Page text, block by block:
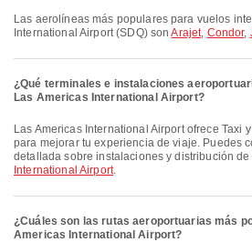
Las aerolíneas más populares para vuelos internacionales a Las Americas
International Airport (SDQ) sonArajet, Condor,
¿Qué terminales e instalaciones
Las Americas International Airport?
Las Americas International Airport ofrece Taxi y muchas otras comodidades
para mejorar tu experiencia de viaje. Puedes
detallada sobre instalaciones y distribución de
International Airport.
¿Cuáles son las rutas aeroportuarias más
Americas International Airport?